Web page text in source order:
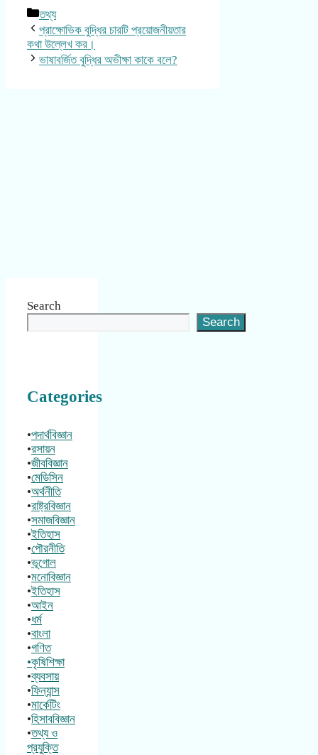
Categories
তথ্য
প্রাক্ষোভিক বুদ্ধির চারটি প্রয়োজনীয়তার
কথা উল্লেখ কর।
ভাষাবর্জিত বুদ্ধির অভীক্ষা কাকে বলে?
Search
Search
Categories
•পদার্থবিজ্ঞান
•রসায়ন
•জীববিজ্ঞান
•মেডিসিন
•অর্থনীতি
•রাষ্ট্রবিজ্ঞান
•সমাজবিজ্ঞান
•ইতিহাস
•পৌরনীতি
•ভূগোল
•মনোবিজ্ঞান
•ইতিহাস
•আইন
•ধর্ম
•বাংলা
•গণিত
•কৃষিশিক্ষা
•ব্যবসায়
•ফিন্যান্স
•মার্কেটিং
•হিসাববিজ্ঞান
•তথ্য ও
প্রযুক্তি